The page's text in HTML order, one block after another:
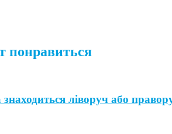
понравиться
ліворуч або